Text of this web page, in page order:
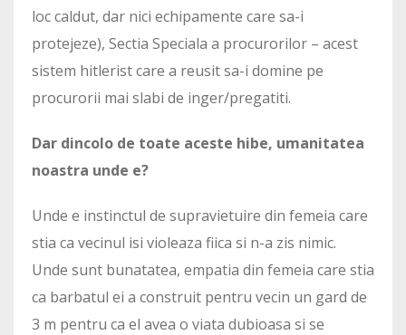
loc caldut, dar nici echipamente care sa-i
protejeze), Sectia Speciala a procurorilor – acest
sistem hitlerist care a reusit sa-i domine pe
procurorii mai slabi de inger/pregatiti.
Dar dincolo de toate aceste hibe, umanitatea
noastra unde e?
Unde e instinctul de supravietuire din femeia care
stia ca vecinul isi violeaza fiica si n-a zis nimic.
Unde sunt bunatatea, empatia din femeia care stia
ca barbatul ei a construit pentru vecin un gard de
3 m pentru ca el avea o viata dubioasa si se